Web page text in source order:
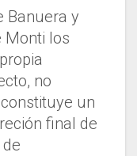
Banuera y
Monti los
no
un
final de